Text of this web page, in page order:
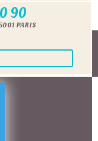
90
PARIS